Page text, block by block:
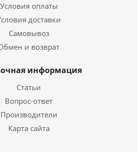
Условия оплаты
доставки
Самовывоз
и возврат
информация
Статьи
Вопрос-ответ
Производители
Карта сайта